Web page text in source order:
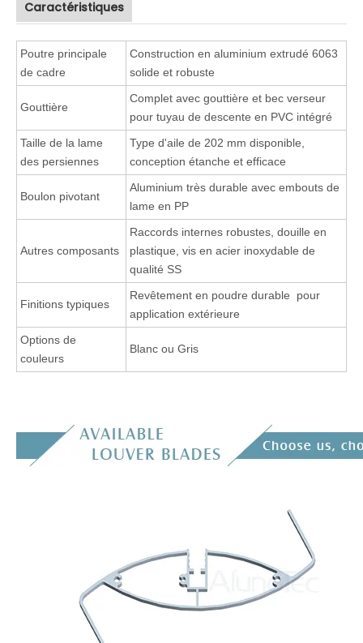
Caractéristiques
Poutre principale
de cadre
Construction en aluminium extrudé 6063
solide et robuste
Gouttière
Complet avec gouttière et bec verseur
pour tuyau de descente en PVC intégré
Taille de la lame
des persiennes
Type d'aile de 202 mm disponible,
conception étanche et efficace
Boulon pivotant
Aluminium très durable avec embouts de
lame en PP
Autres composants
Raccords internes robustes, douille en
plastique, vis en acier inoxydable de
qualité SS
Finitions typiques
Revêtement en poudre durable pour
application extérieure
Options de
couleurs
Blanc ou Gris